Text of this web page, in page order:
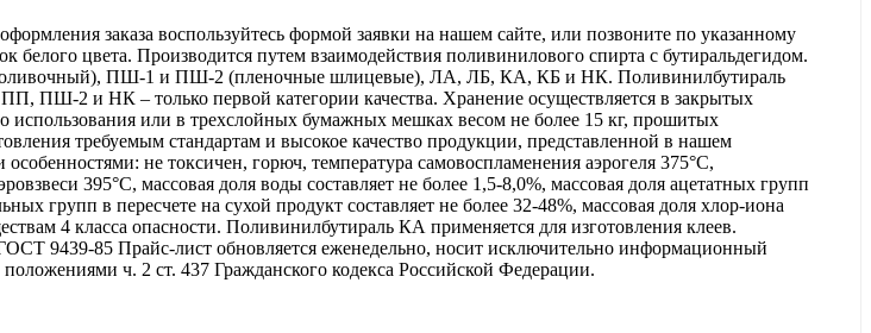
заказа воспользуйтесь формой заявки на нашем сайте, или позвоните по указанному
цвета. Производится путем взаимодействия поливинилового спирта с бутиральдегидом.
ПШ-1 и ПШ-2 (пленочные шлицевые), ЛА, ЛБ, КА, КБ и НК. Поливинилбутираль
2 и НК – только первой категории качества. Хранение осуществляется в закрытых
использования или в трехслойных бумажных мешках весом не более 15 кг, прошитых
требуемым стандартам и высокое качество продукции, представленной в нашем
не токсичен, горюч, температура самовоспламенения аэрогеля 375°С,
395°С, массовая доля воды составляет не более 1,5-8,0%, массовая доля ацетатных групп
групп в пересчете на сухой продукт составляет не более 32-48%, массовая доля хлор-иона
4 класса опасности. Поливинилбутираль КА применяется для изготовления клеев.
9439-85 Прайс-лист обновляется еженедельно, носит исключительно информационный
ч. 2 ст. 437 Гражданского кодекса Российской Федерации.